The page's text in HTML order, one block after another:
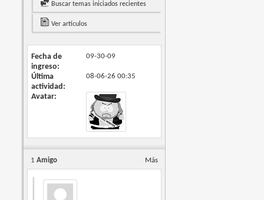
Buscar temas iniciados recientes
Ver artículos
Fecha de
ingreso
09-30-09
Última
actividad
08-06-2600:35
Avatar
Más
1 Amigo